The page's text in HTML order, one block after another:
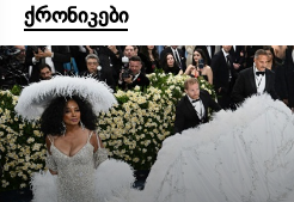
ქრონიკები